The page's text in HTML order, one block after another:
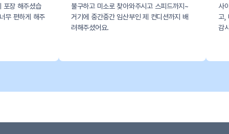
불구하고 미소로 찾아와주시고 스피드까지~
거기에 중간중간 임산부인 제 컨디션까지 배
사이청소 시간이 살짝
고, 배치할때도 공간